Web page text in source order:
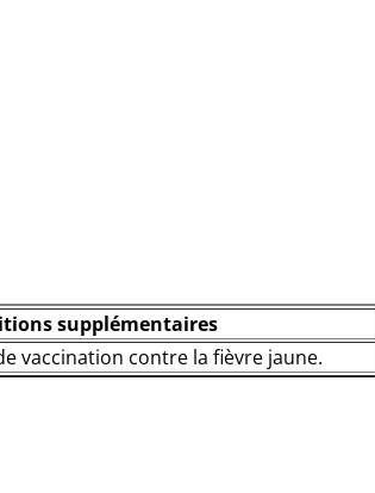
supplémentaires
vaccination contre la fièvre jaune.